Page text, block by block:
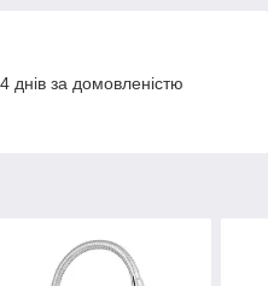
днів за домовленістю